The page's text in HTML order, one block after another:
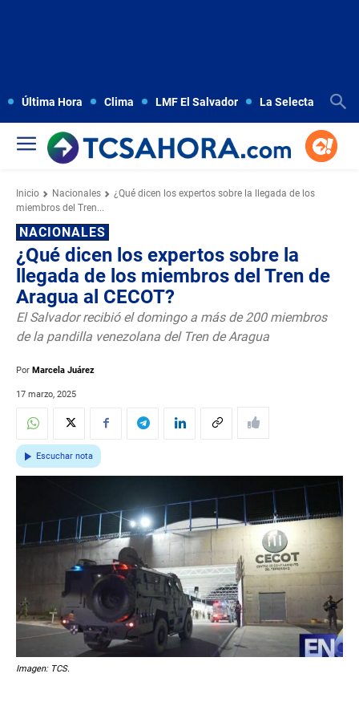
Última Hora Clima LMF El Salvador La Selecta
Inicio Nacionales
¿Qué dicen los expertos sobre la llegada de los
miembros del Tren...
NACIONALES
¿Qué dicen los expertos sobre la
llegada de los miembros del Tren de
Aragua al CECOT?
El Salvador recibió el domingo a más de 200 miembros
de la pandilla venezolana del Tren de Aragua
Por Marcela Juárez
17 marzo, 2025
Escuchar nota
Imagen: TCS.